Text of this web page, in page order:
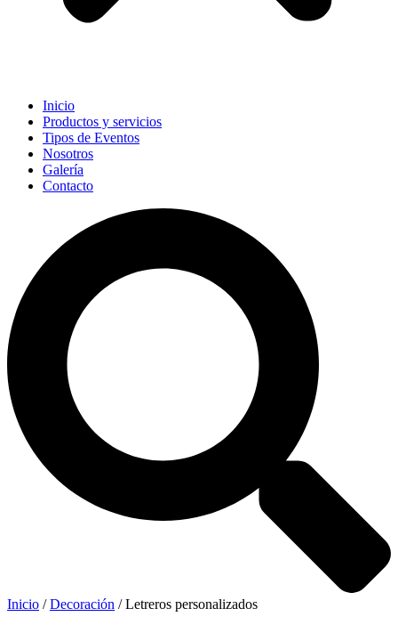
Inicio
Productos y servicios
Tipos de Eventos
Nosotros
Galería
Contacto
Inicio /Decoración / Letreros personalizados